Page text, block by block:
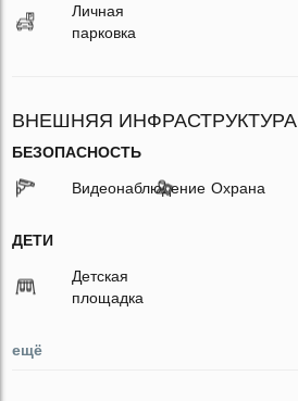
Личная
парковка
ВНЕШНЯЯ ИНФРАСТРУКТУРА
БЕЗОПАСНОСТЬ
Видеонаблюдение Охрана
ДЕТИ
Детская
площадка
ещё